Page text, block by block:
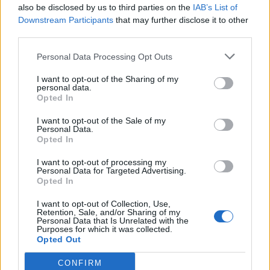
also be disclosed by us to third parties on the IAB’s List of
Downstream Participants that may further disclose it to other
Personal Data Processing Opt Outs
I want to opt-out of the Sharing of my
personal data.
Opted In
I want to opt-out of the Sale of my
Personal Data.
Opted In
I want to opt-out of processing my
Personal Data for Targeted Advertising.
Opted In
I want to opt-out of Collection, Use,
Retention, Sale, and/or Sharing of my
Personal Data that Is Unrelated with the
Purposes for which it was collected.
Opted Out
CONFIRM